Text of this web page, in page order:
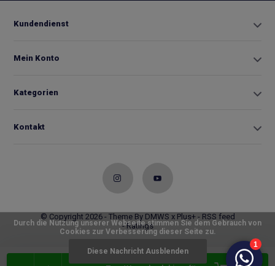
Kundendienst
Mein Konto
Kategorien
Kontakt
© Copyright 2026 - Theme By DMWS x Plus+- RSS feed
- Ratings
Durch die Nutzung unserer Webseite stimmen Sie dem Gebrauch von
Cookies zur Verbesserung dieser Seite zu.
Diese Nachricht Ausblenden